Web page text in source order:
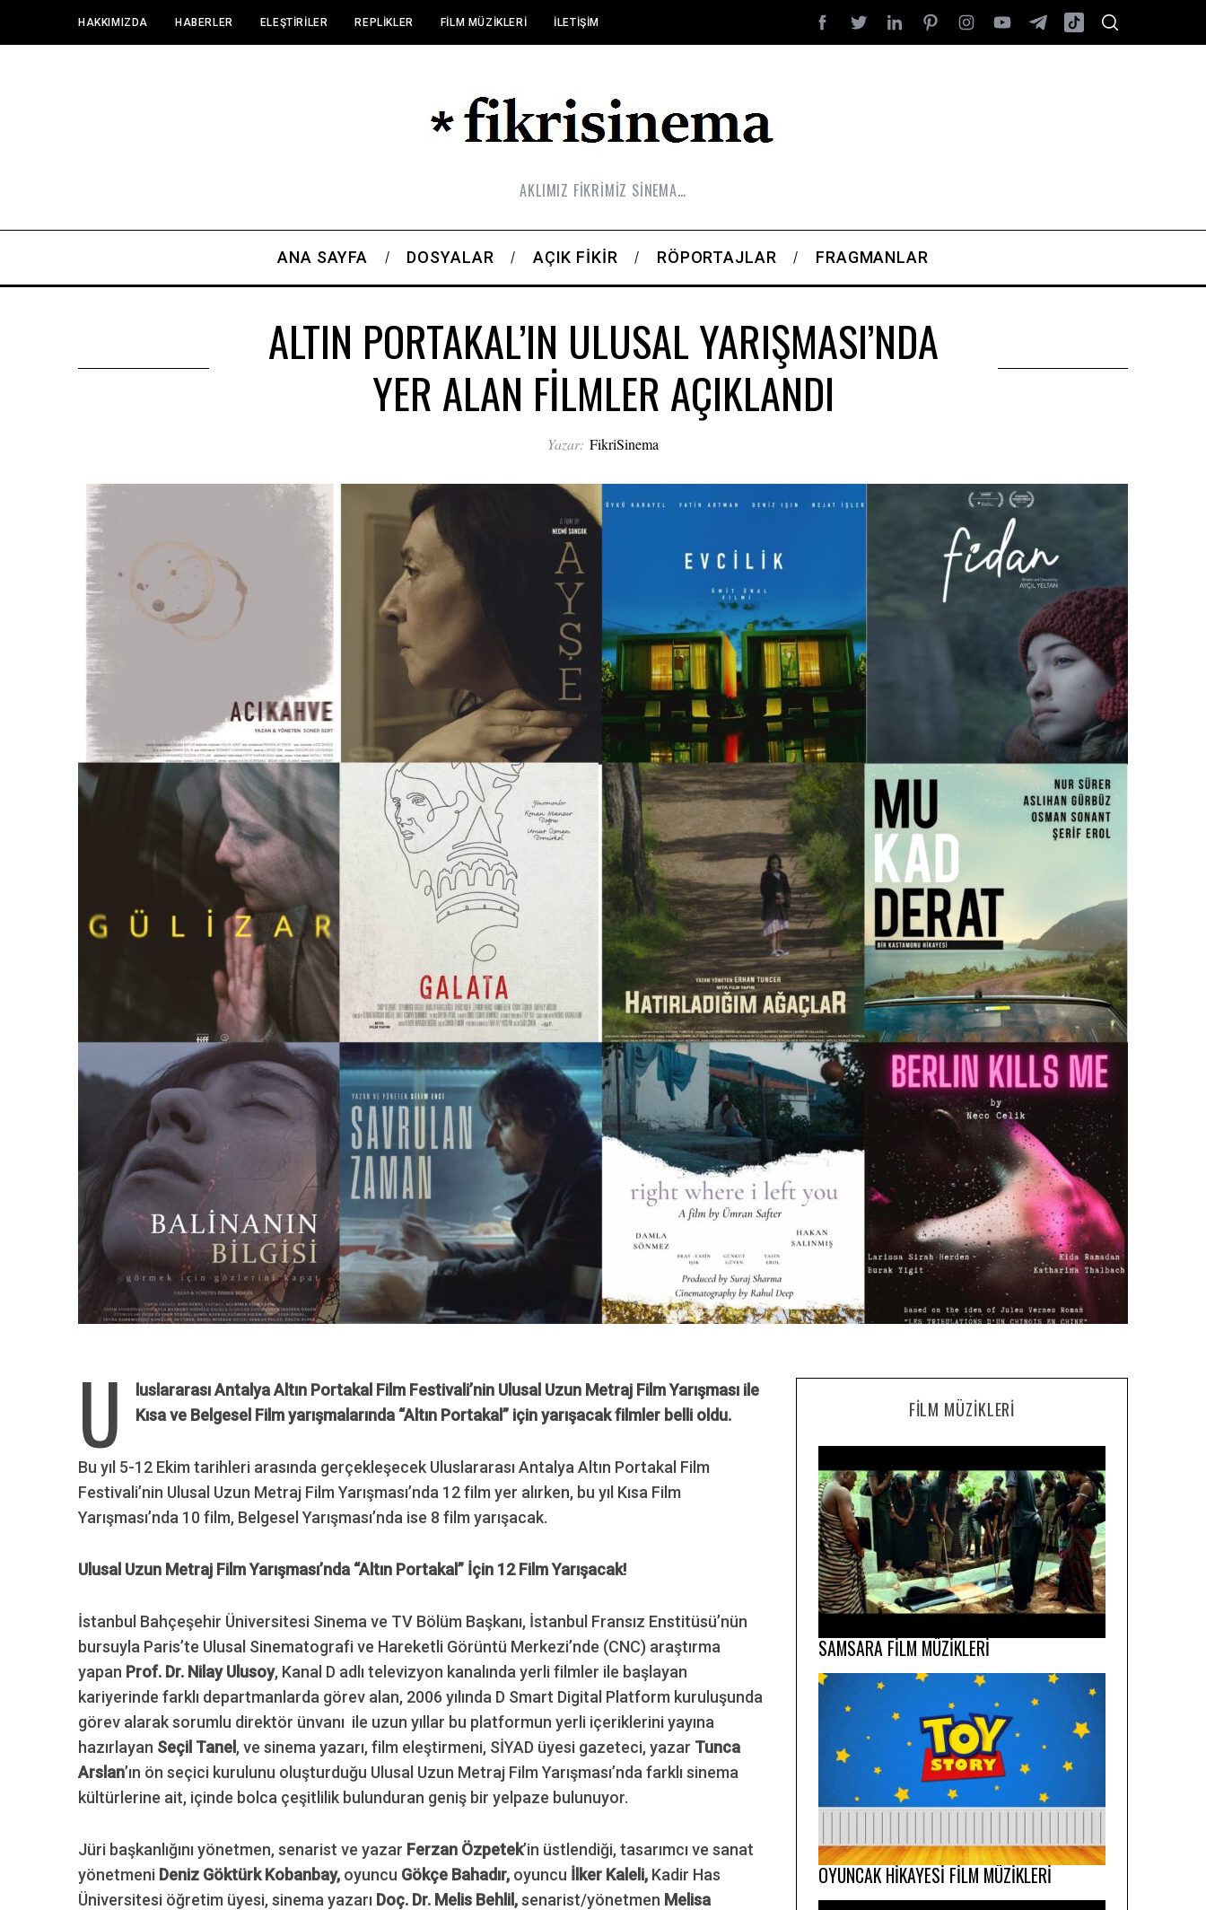
HAKKIMIZDA HABERLER ELEŞTIRILER REPLIKLER FILM MÜZIKLERI İLETIŞIM
AKLIMIZ FİKRİMİZ SİNEMA…
ANA SAYFA DOSYALAR AÇIK FIKIR RÖPORTAJLAR FRAGMANLAR
ALTIN PORTAKAL’IN ULUSAL YARIŞMASI’NDA
YER ALAN FİLMLER AÇIKLANDI
Yazar: FikriSinema
U
luslararası Antalya Altın Portakal Film Festivali’nin Ulusal Uzun Metraj Film Yarışması ile
Kısa ve Belgesel Film yarışmalarında “Altın Portakal” için yarışacak filmler belli oldu.
Bu yıl 5-12 Ekim tarihleri arasında gerçekleşecek Uluslararası Antalya Altın Portakal Film
Festivali’nin Ulusal Uzun Metraj Film Yarışması’nda 12 film yer alırken, bu yıl Kısa Film
Yarışması’nda 10 film, Belgesel Yarışması’nda ise 8 film yarışacak.
Ulusal Uzun Metraj Film Yarışması’nda “Altın Portakal” İçin 12 Film Yarışacak!
İstanbul Bahçeşehir Üniversitesi Sinema ve TV Bölüm Başkanı, İstanbul Fransız Enstitüsü’nün
bursuyla Paris’te Ulusal Sinematografi ve Hareketli Görüntü Merkezi’nde (CNC) araştırma
yapan Prof. Dr. Nilay Ulusoy, Kanal D adlı televizyon kanalında yerli filmler ile başlayan
kariyerinde farklı departmanlarda görev alan, 2006 yılında D Smart Digital Platform kuruluşunda
görev alarak sorumlu direktör ünvanı ile uzun yıllar bu platformun yerli içeriklerini yayına
hazırlayan Seçil Tanel , ve sinema yazarı, film eleştirmeni, SİYAD üyesi gazeteci, yazar Tunca
Arslan’ın ön seçici kurulunu oluşturduğu Ulusal Uzun Metraj Film Yarışması’nda farklı sinema
kültürlerine ait, içinde bolca çeşitlilik bulunduran geniş bir yelpaze bulunuyor.
Jüri başkanlığını yönetmen, senarist ve yazar Ferzan Özpetek’in üstlendiği, tasarımcı ve sanat
yönetmeni Deniz Göktürk Kobanbay, oyuncu Gökçe Bahadır, oyuncu İlker Kaleli, Kadir Has
Üniversitesi öğretim üyesi, sinema yazarı Doç. Dr. Melis Behlil,senarist/yönetmen Melisa
FILM MÜZIKLERI
SAMSARA FİLM MÜZİKLERİ
OYUNCAK HİKAYESİ FİLM MÜZİKLERİ
S
e
a
r
c
h
r
: